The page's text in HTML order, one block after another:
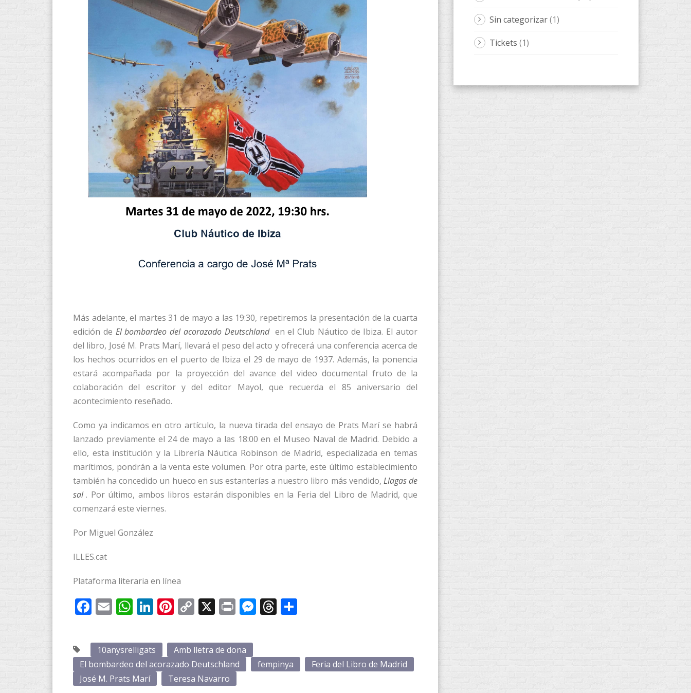
Más adelante, el martes 31 de mayo a las 19:30, repetiremos la presentación de la cuarta
edición de El bombardeo del acorazado Deutschland en el Club Náutico de Ibiza. El autor
del libro, José M. Prats Marí, llevará el peso del acto y ofrecerá una conferencia acerca de
los hechos ocurridos en el puerto de Ibiza el 29 de mayo de 1937. Además, la ponencia
estará acompañada por la proyección del avance del video documental fruto de la
colaboración del escritor y del editor Mayol, que recuerda el 85 aniversario del
acontecimiento reseñado.
Como ya indicamos en otro artículo, la nueva tirada del ensayo de Prats Marí se habrá
lanzado previamente el 24 de mayo a las 18:00 en el Museo Naval de Madrid. Debido a
ello, esta institución y la Librería Náutica Robinson de Madrid, especializada en temas
marítimos, pondrán a la venta este volumen. Por otra parte, este último establecimiento
también ha concedido un hueco en sus estanterías a nuestro libro más vendido, Llagas de
sal . Por último, ambos libros estarán disponibles en la Feria del Libro de Madrid, que
comenzará este viernes.
Por Miguel González
ILLES.cat
Plataforma literaria en línea
Facebook
EmailWhatsApp
LinkedIn
Pinterest
Copy
X PrintMessenger
Threads
10anysrelligats
Amb lletra de dona
El bombardeo del acorazado Deutschland
fempinya
Feria del Libro de Madrid
José M. Prats Marí
Teresa Navarro